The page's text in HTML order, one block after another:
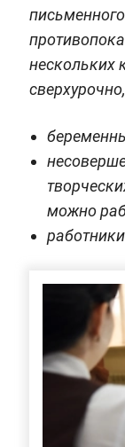
нескольких
можно